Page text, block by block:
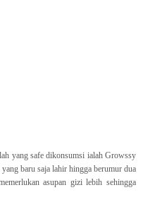
yang safe dikonsumsi ialah Growssy
baru saja lahir hingga berumur dua
asupan gizi lebih sehingga